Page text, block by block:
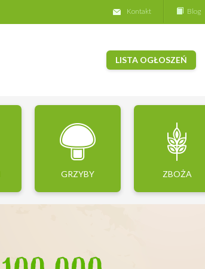
Kontakt Blog
LISTA OGŁOSZEŃ
GRZYBY ZBOŻA